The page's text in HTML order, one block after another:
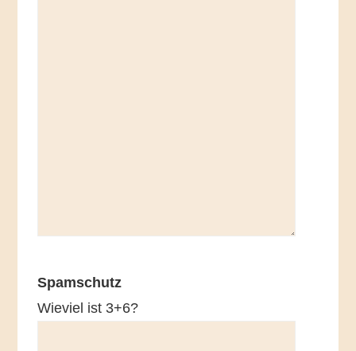
Spamschutz
Wieviel ist 3+6?